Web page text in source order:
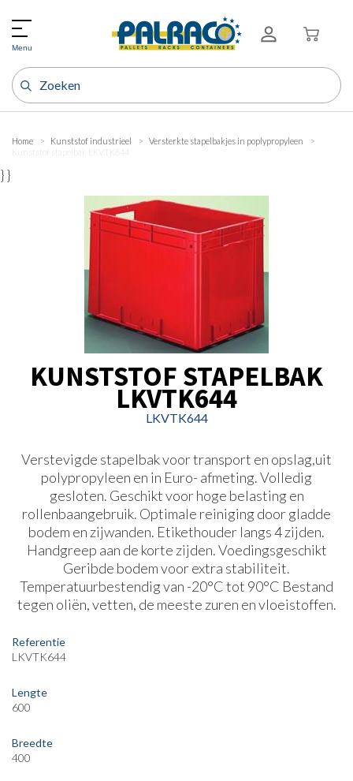
Menu
Home Kunststof industrieel
Versterkte stapelbakjes in poplypropyleen
Kunststof stapelbak LKVTK644
} }
KUNSTSTOF STAPELBAK
LKVTK644
LKVTK644
Verstevigde stapelbak voor transport en opslag,uit
polypropyleen en in Euro- afmeting. Volledig
gesloten. Geschikt voor hoge belasting en
rollenbaangebruik. Optimale reiniging door gladde
bodem en zijwanden. Etikethouder langs 4 zijden.
Handgreep aan de korte zijden. Voedingsgeschikt
Geribde bodem voor extra stabiliteit.
Temperatuurbestendig van -20°C tot 90°C Bestand
tegen oliën, vetten, de meeste zuren en vloeistoffen.
Referentie
LKVTK644
Lengte
600
Breedte
400